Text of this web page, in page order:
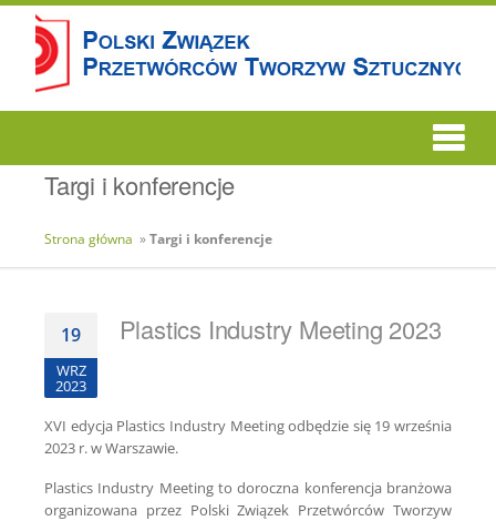
Targi i konferencje
Strona główna »Targi i konferencje
19
WRZ
2023
Plastics Industry Meeting 2023
XVI edycja Plastics Industry Meeting odbędzie się 19 września
2023 r. w Warszawie.
Plastics Industry Meeting to doroczna konferencja branżowa
organizowana przez Polski Związek Przetwórców Tworzyw